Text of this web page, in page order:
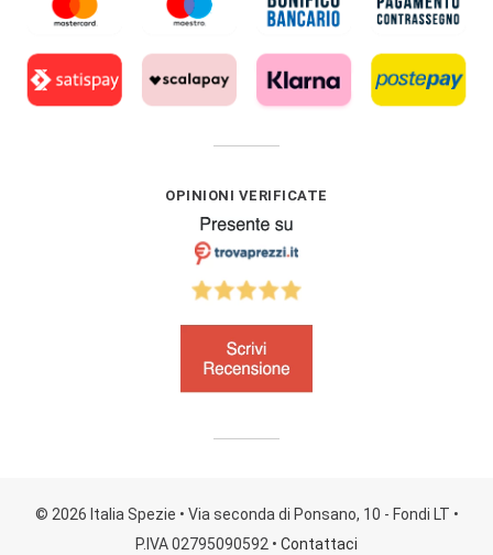
OPINIONI VERIFICATE
© 2026 Italia Spezie • Via seconda di Ponsano, 10 - Fondi LT •
P.IVA 02795090592 • Contattaci